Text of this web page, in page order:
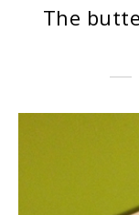
The